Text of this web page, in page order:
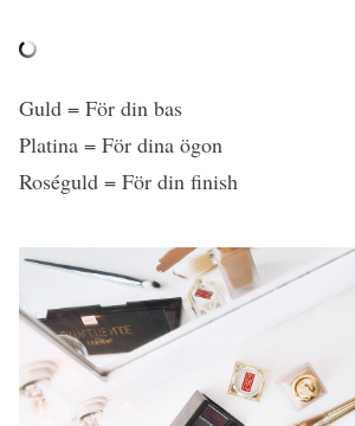
Guld = För din bas
Platina = För dina ögon
Roséguld = För din finish